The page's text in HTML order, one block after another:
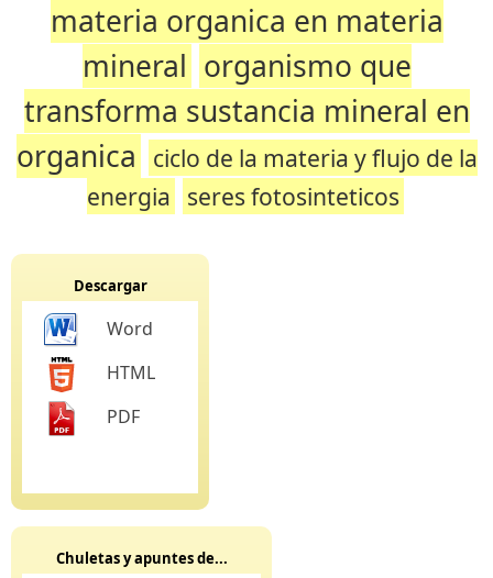
materia organica en materia
mineral organismo que
transforma sustancia mineral en
organica
ciclo de la materia y flujo de la
energia seres fotosinteticos
Descargar
Word
HTML
PDF
Chuletas y apuntes de...